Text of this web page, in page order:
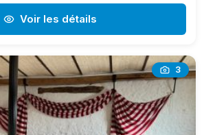
Voir les détails
3